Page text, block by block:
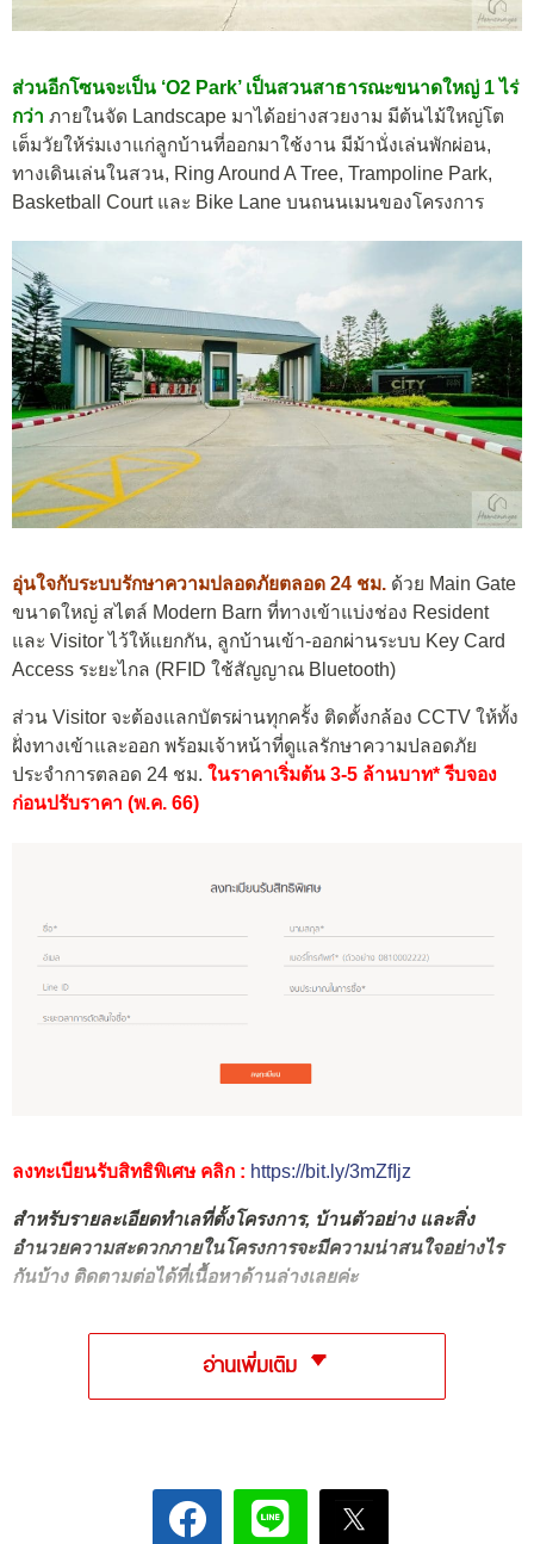
ส่วนอีกโซนจะเป็น ‘O2 Park’ เป็นสวนสาธารณะขนาดใหญ่ 1 ไร่
กว่า ภายในจัด Landscape มาได้อย่างสวยงาม มีต้นไม้ใหญ่โต
เต็มวัยให้ร่มเงาแก่ลูกบ้านที่ออกมาใช้งาน มีม้านั่งเล่นพักผ่อน,
ทางเดินเล่นในสวน, Ring Around A Tree, Trampoline Park,
Basketball Court และ Bike Lane บนถนนเมนของโครงการ
อุ่นใจกับระบบรักษาความปลอดภัยตลอด 24 ชม. ด้วย Main Gate
ขนาดใหญ่ สไตล์ Modern Barn ที่ทางเข้าแบ่งช่อง Resident
และ Visitor ไว้ให้แยกกัน, ลูกบ้านเข้า-ออกผ่านระบบ Key Card
Access ระยะไกล (RFID ใช้สัญญาณ Bluetooth)
ส่วน Visitor จะต้องแลกบัตรผ่านทุกครั้ง ติดตั้งกล้อง CCTV ให้ทั้ง
ฝั่งทางเข้าและออก พร้อมเจ้าหน้าที่ดูแลรักษาความปลอดภัย
ประจำการตลอด 24 ชม. ในราคาเริ่มต้น 3-5 ล้านบาท* รีบจอง
ก่อนปรับราคา (พ.ค. 66)
ลงทะเบียนรับสิทธิพิเศษ คลิก : https://bit.ly/3mZfIjz
สำหรับรายละเอียดทำเลที่ตั้งโครงการ, บ้านตัวอย่าง และสิ่ง
อำนวยความสะดวกภายในโครงการจะมีความน่าสนใจอย่างไร
กันบ้าง ติดตามต่อได้ที่เนื้อหาด้านล่างเลยค่ะ
อ่านเพิ่มเติม